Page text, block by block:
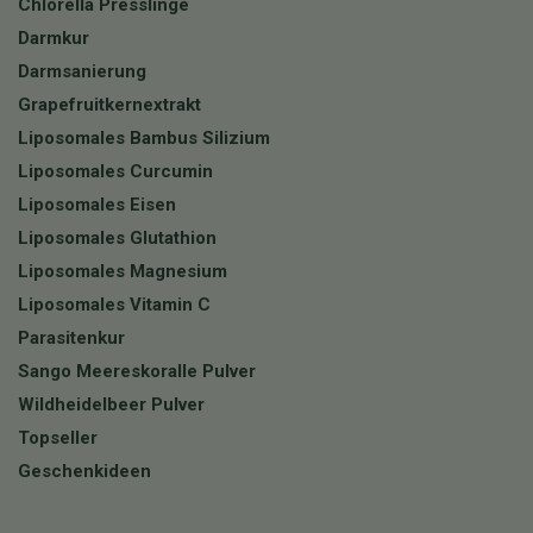
Darmkur
Darmsanierung
Grapefruitkernextrakt
Liposomales Bambus Silizium
Liposomales Curcumin
Liposomales Eisen
Liposomales Glutathion
Liposomales Magnesium
Liposomales Vitamin C
Parasitenkur
Sango Meereskoralle Pulver
Wildheidelbeer Pulver
Topseller
Geschenkideen